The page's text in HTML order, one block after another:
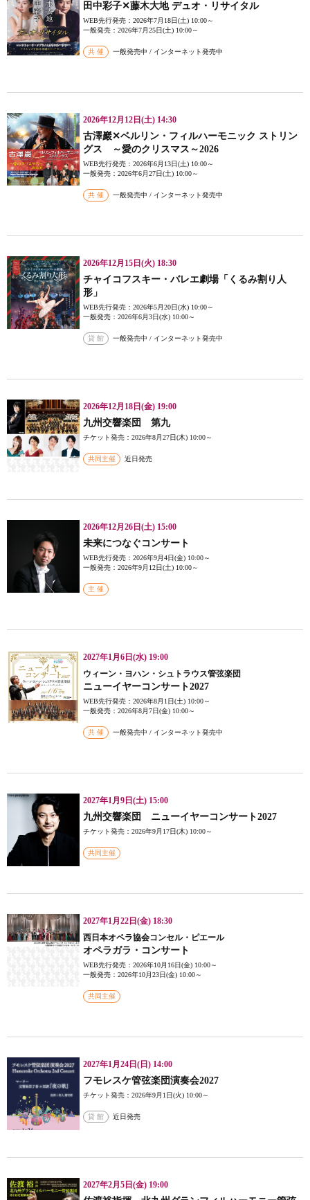
田中彩子✕藤木大地 デュオ・リサイタル
WEB先行発売：2026年7月18日(土) 10:00～
一般発売：2026年7月25日(土) 10:00～
共 催 一般発売中 / インターネット発売中
2026年12月12日(土) 14:30
古澤巖✕ベルリン・フィルハーモニック ストリン
グス ～愛のクリスマス～2026
WEB先行発売：2026年6月13日(土) 10:00～
一般発売：2026年6月27日(土) 10:00～
共 催 一般発売中 / インターネット発売中
2026年12月15日(火) 18:30
チャイコフスキー・バレエ劇場「くるみ割り人
形」
WEB先行発売：2026年5月20日(水) 10:00～
一般発売：2026年6月3日(水) 10:00～
貸 館 一般発売中 / インターネット発売中
2026年12月18日(金) 19:00
九州交響楽団 第九
チケット発売：2026年8月27日(木) 10:00～
共同主催 近日発売
2026年12月26日(土) 15:00
未来につなぐコンサート
WEB先行発売：2026年9月4日(金) 10:00～
一般発売：2026年9月12日(土) 10:00～
主 催
2027年1月6日(水) 19:00
ウィーン・ヨハン・シュトラウス管弦楽団
ニューイヤーコンサート2027
WEB先行発売：2026年8月1日(土) 10:00～
一般発売：2026年8月7日(金) 10:00～
共 催 一般発売中 / インターネット発売中
2027年1月9日(土) 15:00
九州交響楽団 ニューイヤーコンサート2027
チケット発売：2026年9月17日(木) 10:00～
共同主催
2027年1月22日(金) 18:30
西日本オペラ協会コンセル・ピエール
オペラガラ・コンサート
WEB先行発売：2026年10月16日(金) 10:00～
一般発売：2026年10月23日(金) 10:00～
共同主催
2027年1月24日(日) 14:00
フモレスケ管弦楽団演奏会2027
チケット発売：2026年9月1日(火) 10:00～
貸 館 近日発売
2027年2月5日(金) 19:00